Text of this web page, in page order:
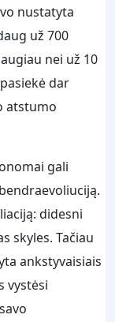
nustatyta
už 700
nei už 10
dar
atstumo
gali
didesni
skyles. Tačiau
ankstyvaisiais
vystėsi